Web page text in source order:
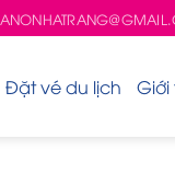
Đặt vé du lịch Giới